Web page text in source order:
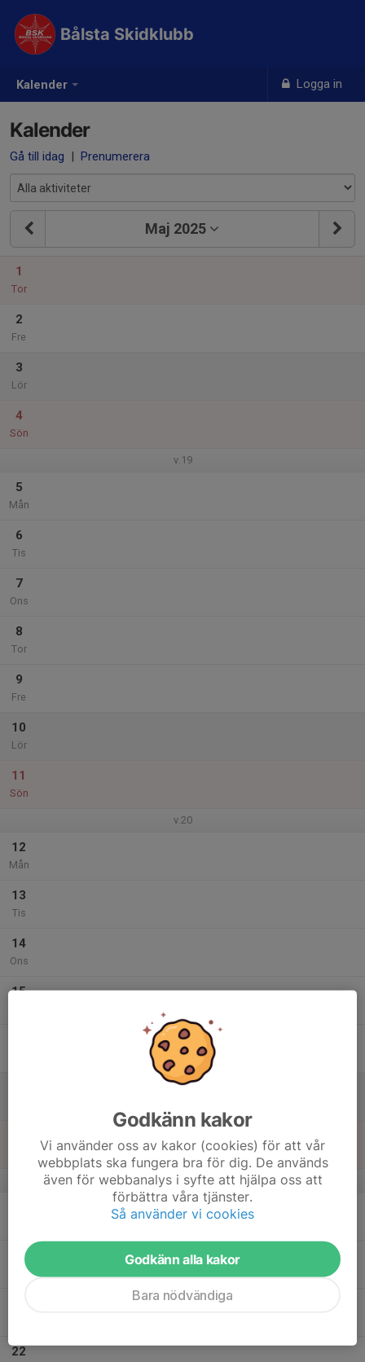
Kalender Logga in
Bålsta Skidklubb
Kalender
Gå till idag | Prenumerera
Maj 2025
1
Tor
2
Fre
3
Lör
4
Sön
v.19
5
Mån
6
Tis
7
Ons
8
Tor
9
Fre
10
Lör
11
Sön
v.20
12
Mån
13
Tis
14
Ons
15
v.21
20
Årsmöte Bålsta Skidklubb
22
Godkänn kakor
Vi använder oss av kakor (cookies) för att vår
webbplats ska fungera bra för dig. De används
även för webbanalys i syfte att hjälpa oss att
förbättra våra tjänster.
Så använder vi cookies
Godkänn alla kakor
Bara nödvändiga